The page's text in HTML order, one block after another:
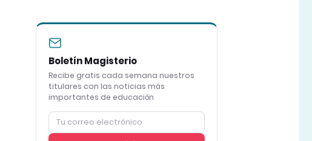
Boletín Magisterio
Recibe gratis cada semana nuestros
titulares con las noticias más
importantes de educación